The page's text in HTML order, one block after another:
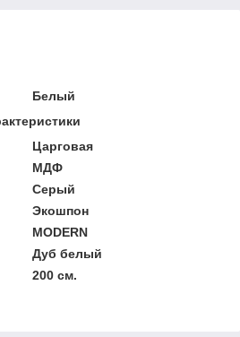
Белый
Царговая
МДФ
Серый
Экошпон
MODERN
Дуб белый
200 см.